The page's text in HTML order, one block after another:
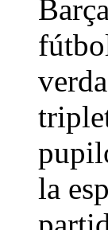
la